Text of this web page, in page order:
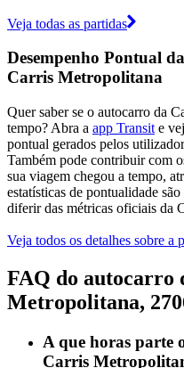
Veja todas as partidas
Desempenho Pontual
Carris Metropolitana
Quer saber se o autocarro da
tempo? Abra a app Transit e
pontual gerados pelos
Também pode contribuir com
sua viagem chegou a tempo,
estatísticas de pontualidade
diferir das métricas oficiais da
Veja todos os detalhes sobre a
FAQ do autocarro
Metropolitana,
A que horas parte
Carris